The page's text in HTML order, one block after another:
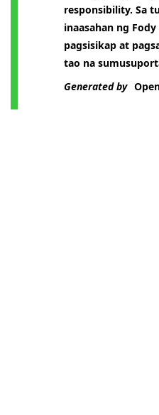
responsibility. Sa
inaasahan ng
pagsisikap at
tao na
Generated by